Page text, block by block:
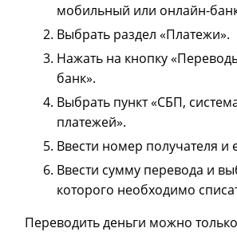
мобильный или онлайн-
Выбрать раздел «Платежи».
Нажать на кнопку
банк».
Выбрать пункт «СБП,
платежей».
Ввести номер получателя и
Ввести сумму перевода и
которого необходимо
Переводить деньги можно